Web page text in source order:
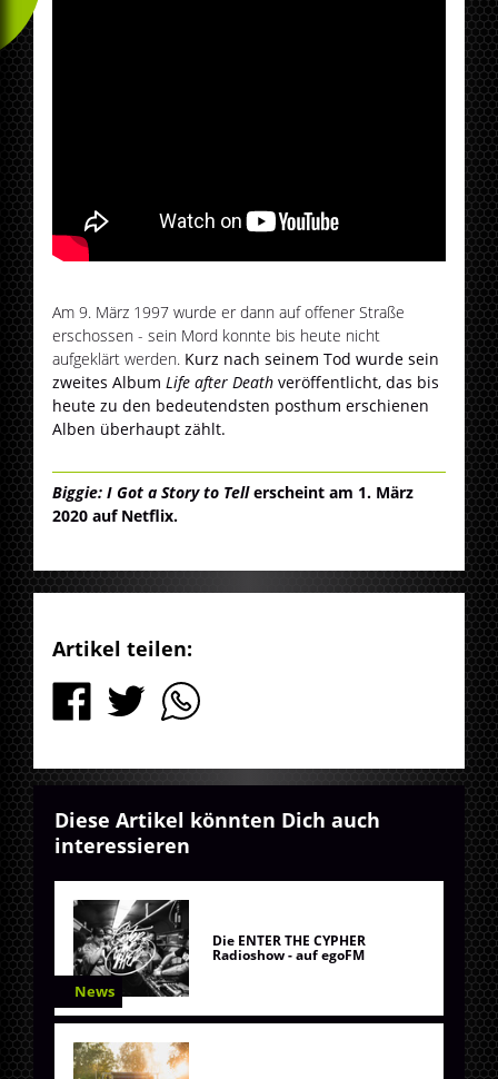
Am 9. März 1997 wurde er dann auf offener Straße
erschossen - sein Mord konnte bis heute nicht
aufgeklärt werden. Kurz nach seinem Tod wurde sein
zweites AlbumLife after Death veröffentlicht, das bis
heute zu den bedeutendsten posthum erschienen
Alben überhaupt zählt.
Biggie: I Got a Story to Tellerscheint am 1. März
2020 auf Netflix.
Artikel teilen:
Diese Artikel könnten Dich auch
interessieren
News
Die ENTER THE CYPHER
Radioshow - auf egoFM